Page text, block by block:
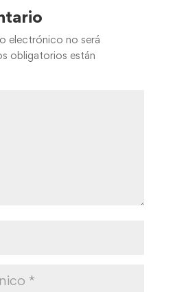
electrónico no será
obligatorios están